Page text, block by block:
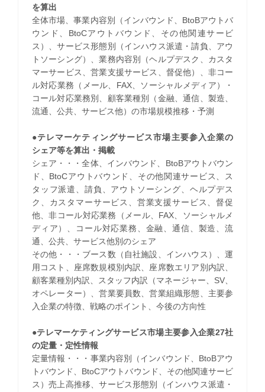
を算出
全体市場、事業内容別（インバウンド、BtoBアウトバ
ウンド、BtoCアウトバウンド、その他関連サービ
ス）、サービス形態別（インハウス派遣・請負、アウ
トソーシング）、業務内容別（ヘルプデスク、カスタ
マーサービス、営業支援サービス、督促他）、非コー
ル対応業務（メール、FAX、ソーシャルメディア）・
コール対応業務別、顧客業種別（金融、通信、製造、
流通、公共、サービス他）の市場規模推移・予測
●テレマーケティングサービス市場主要参入企業の
シェア等を算出・掲載
シェア・・・全体、インバウンド、BtoBアウトバウン
ド、BtoCアウトバウンド、その他関連サービス、ス
タッフ派遣、請負、アウトソーシング、ヘルプデス
ク、カスタマーサービス、営業支援サービス、督促
他、非コール対応業務（メール、FAX、ソーシャルメ
ディア）、コール対応業務、金融、通信、製造、流
通、公共、サービス他別のシェア
その他・・・ブース数（自社施設、インハウス）、運
用コスト、座席数規模別内訳、座席数エリア別内訳、
顧客業種別内訳、スタッフ内訳（マネージャー、SV、
オペレーター）、営業要員数、営業組織形態、主要参
入企業の特徴、戦略のポイント、今後の方向性
●テレマーケティングサービス市場主要参入企業27社
の定量・定性情報
定量情報・・・事業内容別（インバウンド、BtoBアウ
トバウンド、BtoCアウトバウンド、その他関連サービ
ス）売上高推移、サービス形態別（インハウス派遣・